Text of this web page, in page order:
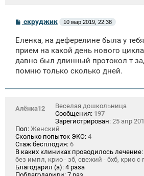
С
б
щ
е
н
и
скруджик 10 мар 2019, 22:38
Еленка, на деферелине была у
прием на какой день нового
давно был длинный протокол т
помню только сколько дней.
Алёнка12
Веселая дошкольница
Сообщения: 197
Зарегистрирован: 25 апр
Пол: Женский
Сколько попыток ЭКО: 4
Стаж бесплодия: 6
В каких клиниках проводилось лечение:
без импл, крио - зб, свежий - бхб, крио с
Благодарил (а): 4 раза